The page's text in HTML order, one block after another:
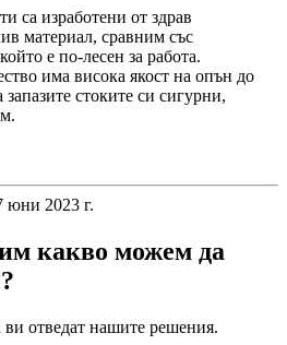
са изработени от здрав
материал, сравним със
е по-лесен за работа.
има висока якост на опън до
стоките си сигурни,
юни 2023 г.
какво можем да
ви отведат нашите решения.